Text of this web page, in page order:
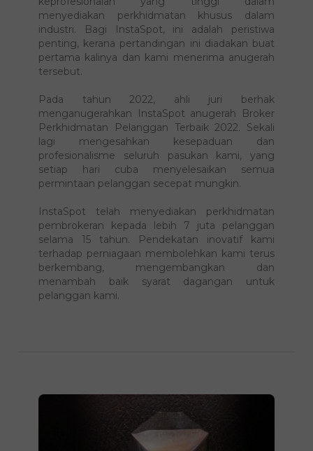
Anugerah Broker Forex 2022 dianugerahkan
kepada syarikat broker antarabangsa untuk
keprofesionalan yang tinggi dalam
menyediakan perkhidmatan khusus dalam
industri. Bagi InstaSpot, ini adalah peristiwa
penting, kerana pertandingan ini diadakan buat
tersebut.
Pada tahun 2022, ahli juri berhak
menganugerahkan InstaSpot anugerah Broker
Perkhidmatan Pelanggan Terbaik 2022. Sekali
lagi mengesahkan kesepaduan dan
profesionalisme seluruh pasukan kami, yang
permintaan pelanggan secepat mungkin.
InstaSpot telah menyediakan perkhidmatan
pembrokeran kepada lebih 7 juta pelanggan
selama 15 tahun. Pendekatan inovatif kami
terhadap perniagaan membolehkan kami terus
berkembang, mengembangkan dan